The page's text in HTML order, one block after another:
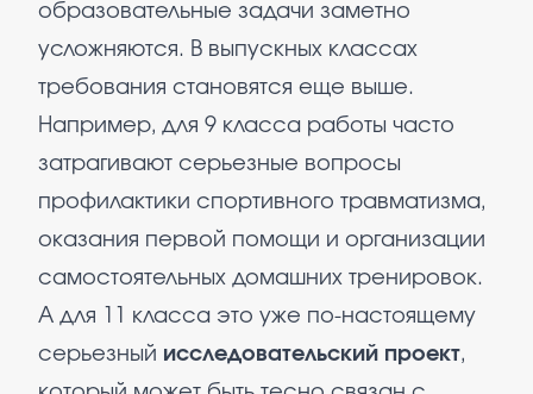
образовательные задачи заметно
усложняются. В выпускных классах
требования становятся еще выше.
Например, для 9 класса работы часто
затрагивают серьезные вопросы
профилактики спортивного травматизма,
оказания первой помощи и организации
самостоятельных домашних тренировок.
А для 11 класса это уже по-настоящему
серьезный исследовательский проект,